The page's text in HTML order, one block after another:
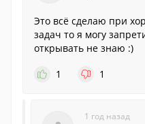
Это всё сделаю при
задач то я могу
открывать не знаю :)
1
1
1 год назад